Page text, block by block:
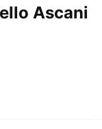
Ascani